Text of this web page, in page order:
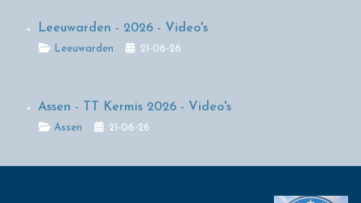
Leeuwarden - 2026 - Video's
DetailsLeeuwarden 21-06-26
Assen - TT Kermis 2026 - Video's
Details
Assen 21-06-26